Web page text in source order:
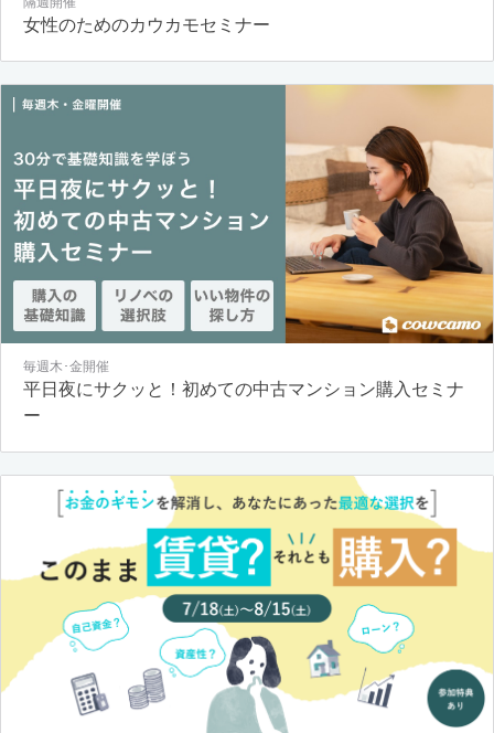
女性のためのカウカモセミナー
毎週木･金開催
平日夜にサクッと！初めての中古マンション購入セミナ
ー